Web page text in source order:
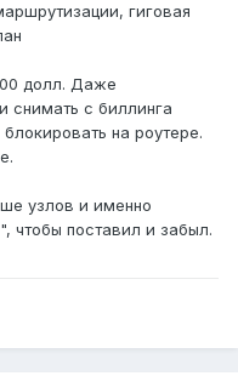
гиговая
долл. Даже
снимать с биллинга
на роутере.
узлов и именно
чтобы поставил и забыл.